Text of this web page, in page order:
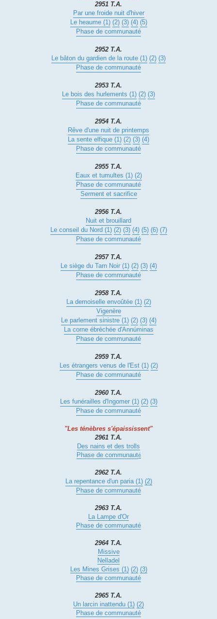
2951 T.A.
Par une froide nuit d'hiver
Le heaume (1) (2) (3) (4) (5)
Phase de communauté
2952 T.A.
Le bâton du gardien de la route (1) (2) (3)
Phase de communauté
2953 T.A.
Le bois des hurlements (1) (2) (3)
Phase de communauté
2954 T.A.
Rêve d'une nuit de printemps
La sente elfique (1) (2) (3) (4)
Phase de communauté
2955 T.A.
Eaux et tumultes (1) (2)
Phase de communauté
Serment et sacrifice
2956 T.A.
Nuit et brouillard
Le conseil du Nord (1) (2) (3) (4) (5) (6) (7)
Phase de communauté
2957 T.A.
Le siège du Tarn Noir (1) (2) (3) (4)
Phase de communauté
2958 T.A.
La demoiselle envoûtée (1) (2)
Vigenère
Le parlement sinistre (1) (2) (3) (4)
La corne ébréchée d'Annúminas
Phase de communauté
2959 T.A.
Les étrangers venus de l'Est (1) (2)
Phase de communauté
2960 T.A.
Les funérailles d'Ingomer (1) (2) (3)
Phase de communauté
"Les ténèbres s'épaississent"
2961 T.A.
Des nains et des trolls
Phase de communauté
2962 T.A.
La repentance d'un paria (1) (2)
Phase de communauté
2963 T.A.
La Lampe d'Or
Phase de communauté
2964 T.A.
Missive
Nelladel
Les Mines Grises (1) (2) (3)
Phase de communauté
2965 T.A.
Un larcin inattendu (1) (2)
Phase de communauté